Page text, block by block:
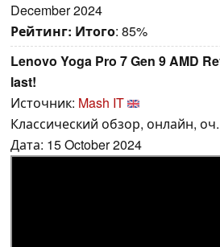
December 2024
Рейтинг: Итого: 85%
Lenovo Yoga Pro 7 Gen 9 AMD
last!
Источник: Mash IT
Классический обзор, онлайн,
Дата: 15 October 2024